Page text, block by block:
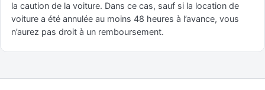
la caution de la voiture. Dans ce cas, sauf si la location de
voiture a été annulée au moins 48 heures à l’avance, vous
n’aurez pas droit à un remboursement.